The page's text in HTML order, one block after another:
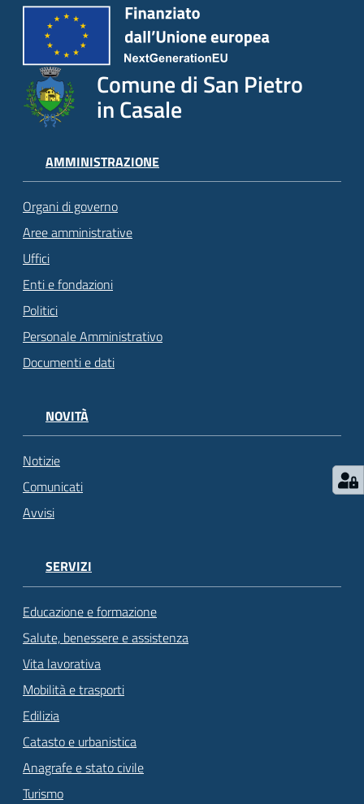
Tutti
argomenti...
Comune di San Pietro
in Casale
AMMINISTRAZIONE
Organi di governo
Aree amministrative
Uffici
Enti e fondazioni
Politici
Personale Amministrativo
Documenti e dati
NOVITÀ
Notizie
Comunicati
Avvisi
SERVIZI
Educazione e formazione
Salute, benessere e assistenza
Vita lavorativa
Mobilità e trasporti
Edilizia
Catasto e urbanistica
Anagrafe e stato civile
Turismo